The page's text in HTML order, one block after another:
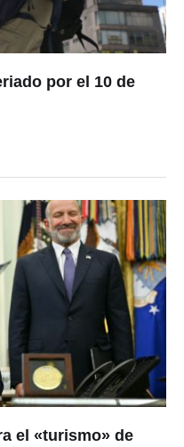
por el 10 de
el «turismo» de